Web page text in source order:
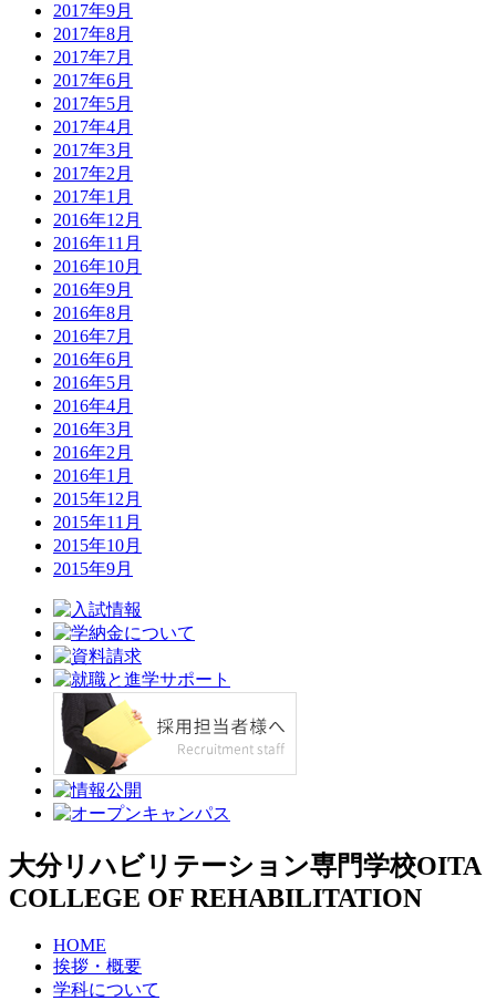
2017年9月
2017年8月
2017年7月
2017年6月
2017年5月
2017年4月
2017年3月
2017年2月
2017年1月
2016年12月
2016年11月
2016年10月
2016年9月
2016年8月
2016年7月
2016年6月
2016年5月
2016年4月
2016年3月
2016年2月
2016年1月
2015年12月
2015年11月
2015年10月
2015年9月
大分リハビリテーション専門学校OITA
COLLEGE OF REHABILITATION
HOME
挨拶・概要
学科について